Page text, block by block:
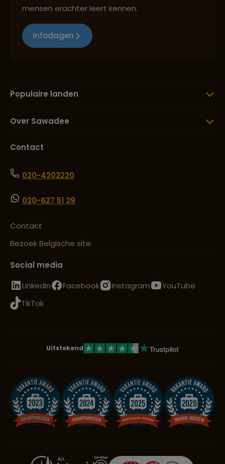
mensen erachter leert kennen.
Infodagen
Populaire landen
Over Sawadee
Contact
020-4202220
020-627 51 29
Contact
Bezoek Belgische site
Social media
LinkedIn
Facebook Instagram
YouTube
TikTok
Uitstekend